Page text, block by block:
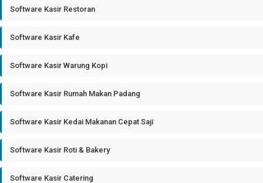
Software Kasir Restoran
Software Kasir Kafe
Software Kasir Warung Kopi
Software Kasir Rumah Makan Padang
Software Kasir Kedai Makanan Cepat Saji
Software Kasir Roti & Bakery
Software Kasir Catering